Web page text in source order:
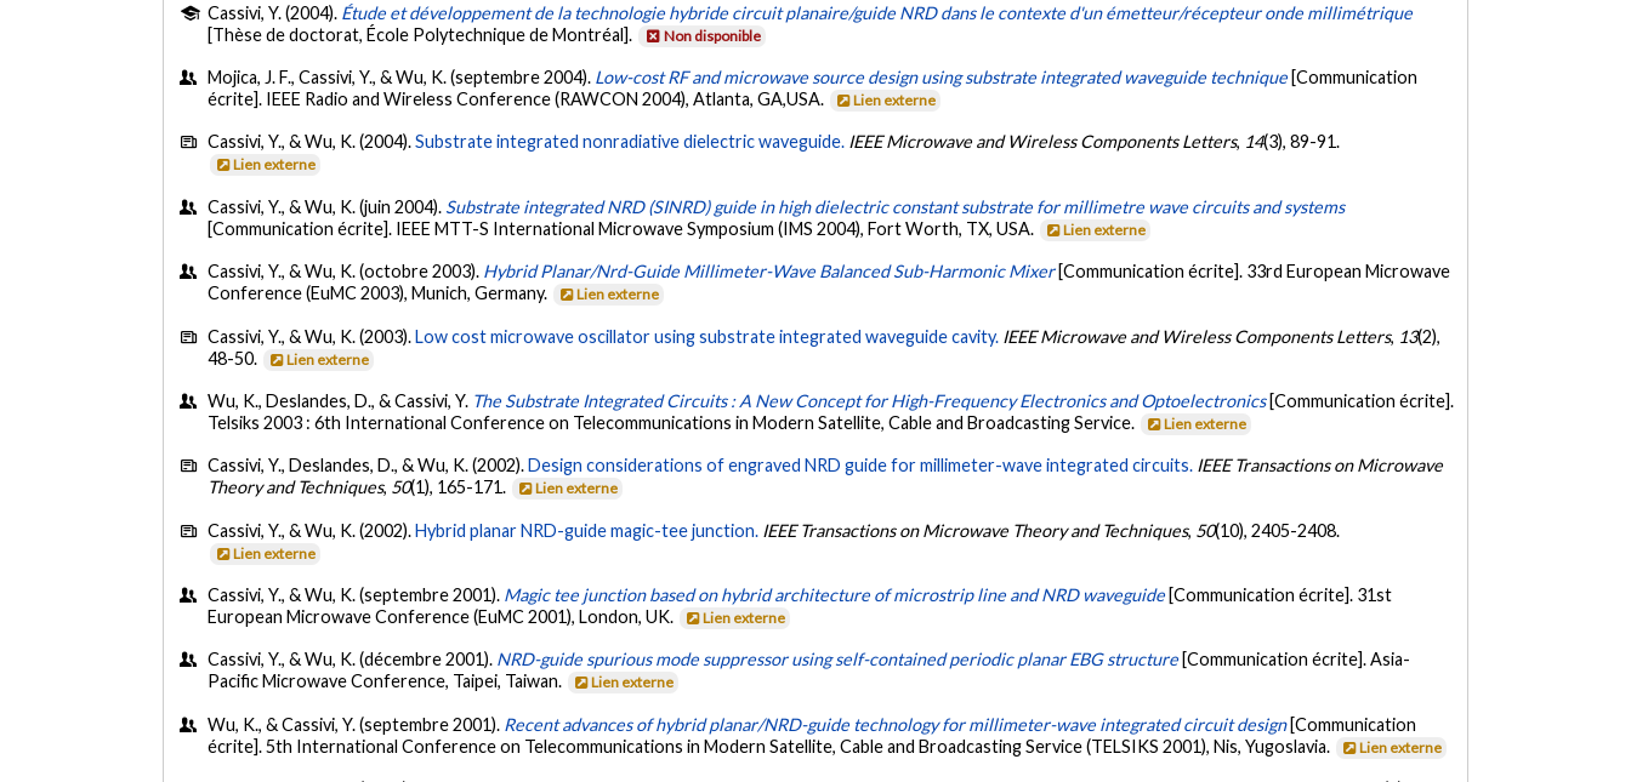
Cassivi, Y. (2004). Étude et développement de la technologie hybride circuit planaire/guide NRD dans le contexte d'un émetteur/récepteur onde millimétrique
[Thèse de doctorat, École Polytechnique de Montréal].
Non disponible
Mojica, J. F., Cassivi, Y., & Wu, K. (septembre 2004). Low-cost RF and microwave source design using substrate integrated waveguide technique [Communication
écrite]. IEEE Radio and Wireless Conference (RAWCON 2004), Atlanta, GA,USA.
Lien externe
Cassivi, Y., & Wu, K. (2004).Substrate integrated nonradiative dielectric waveguide. IEEE Microwave and Wireless Components Letters, 14(3), 89-91.
Lien externe
Cassivi, Y., & Wu, K. (juin 2004). Substrate integrated NRD (SINRD) guide in high dielectric constant substrate for millimetre wave circuits and systems
[Communication écrite]. IEEE MTT-S International Microwave Symposium (IMS 2004), Fort Worth, TX, USA.
Lien externe
Cassivi, Y., & Wu, K. (octobre 2003). Hybrid Planar/Nrd-Guide Millimeter-Wave Balanced Sub-Harmonic Mixer [Communication écrite]. 33rd European Microwave
Conference (EuMC 2003), Munich, Germany.
Lien externe
Cassivi, Y., & Wu, K. (2003).Low cost microwave oscillator using substrate integrated waveguide cavity. IEEE Microwave and Wireless Components Letters, 13(2),
48-50.
Lien externe
Wu, K., Deslandes, D., & Cassivi, Y. The Substrate Integrated Circuits : A New Concept for High-Frequency Electronics and Optoelectronics [Communication écrite].
Telsiks 2003 : 6th International Conference on Telecommunications in Modern Satellite, Cable and Broadcasting Service.
Lien externe
Cassivi, Y., Deslandes, D., & Wu, K. (2002).Design considerations of engraved NRD guide for millimeter-wave integrated circuits. IEEE Transactions on Microwave
Theory and Techniques, 50(1), 165-171. Lien externe
Cassivi, Y., & Wu, K. (2002).Hybrid planar NRD-guide magic-tee junction. IEEE Transactions on Microwave Theory and Techniques, 50(10), 2405-2408.
Lien externe
Cassivi, Y., & Wu, K. (septembre 2001). Magic tee junction based on hybrid architecture of microstrip line and NRD waveguide [Communication écrite]. 31st
European Microwave Conference (EuMC 2001), London, UK.
Lien externe
Cassivi, Y., & Wu, K. (décembre 2001). NRD-guide spurious mode suppressor using self-contained periodic planar EBG structure [Communication écrite]. Asia-
Pacific Microwave Conference, Taipei, Taiwan.
Lien externe
Wu, K., & Cassivi, Y. (septembre 2001). Recent advances of hybrid planar/NRD-guide technology for millimeter-wave integrated circuit design [Communication
écrite]. 5th International Conference on Telecommunications in Modern Satellite, Cable and Broadcasting Service (TELSIKS 2001), Nis, Yugoslavia.
Lien externe